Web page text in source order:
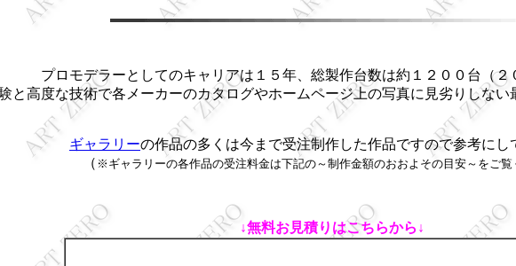
プロモデラーとしてのキャリアは１５年、総製作台数は約１２００台（２
と高度な技術で各メーカーのカタログやホームページ上の写真に見劣りしない
ギャラリーの作品の多くは今まで受注制作した作品ですので参考にし
（ ※ギャラリーの各作品の受注料金は下記の～制作金額のおおよその目安～をご覧
↓無料お見積りはこちらから↓